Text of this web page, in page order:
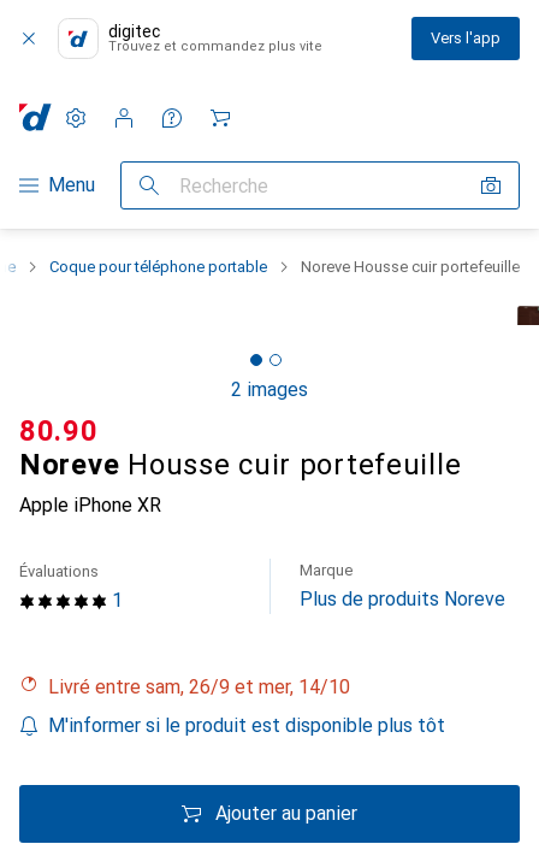
digitec
Trouvez et commandez plus vite Vers l'app
Navigation par catégorie
Menu Recherche
Paramètres
Compte client
Listes de comparaison
Listes d'envies
Panier
Coque pour téléphone portable Noreve Housse cuir portefeuille
2 images
Noreve Housse cuir portefeuille
Apple iPhone XR
CHF
80.90
1
Évaluations Marque
Plus de produits Noreve
Livré entre sam, 26/9 et mer, 14/10
M'informer si le produit est disponible plus tôt
Ajouter au panier